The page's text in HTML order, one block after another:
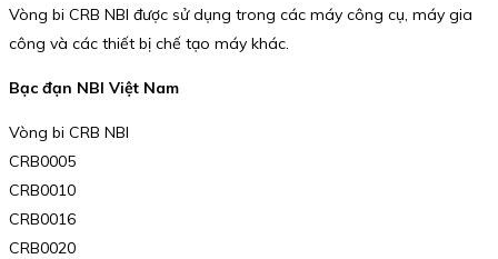
Vòng bi CRB NBI được sử dụng trong các máy công cụ, máy gia
công và các thiết bị chế tạo máy khác.
Bạc đạn NBI Việt Nam
Vòng bi CRB NBI
CRB0005
CRB0010
CRB0016
CRB0020